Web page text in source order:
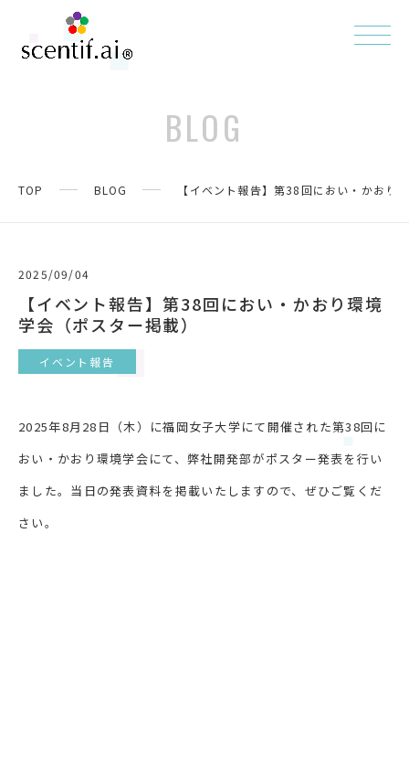
BLOG
TOP BLOG 【イベント報告】第38回におい・かおり
2025/09/04
【イベント報告】第38回におい・かおり環境
学会（ポスター掲載）
イベント報告
2025年8月28日（木）に福岡女子大学にて開催された第38回に
おい・かおり環境学会にて、弊社開発部がポスター発表を行い
ました。当日の発表資料を掲載いたしますので、ぜひご覧くだ
さい。